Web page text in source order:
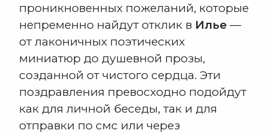
проникновенных пожеланий, которые
непременно найдут отклик в Илье —
от лаконичных поэтических
миниатюр до душевной прозы,
созданной от чистого сердца. Эти
поздравления превосходно подойдут
как для личной беседы, так и для
отправки по смс или через